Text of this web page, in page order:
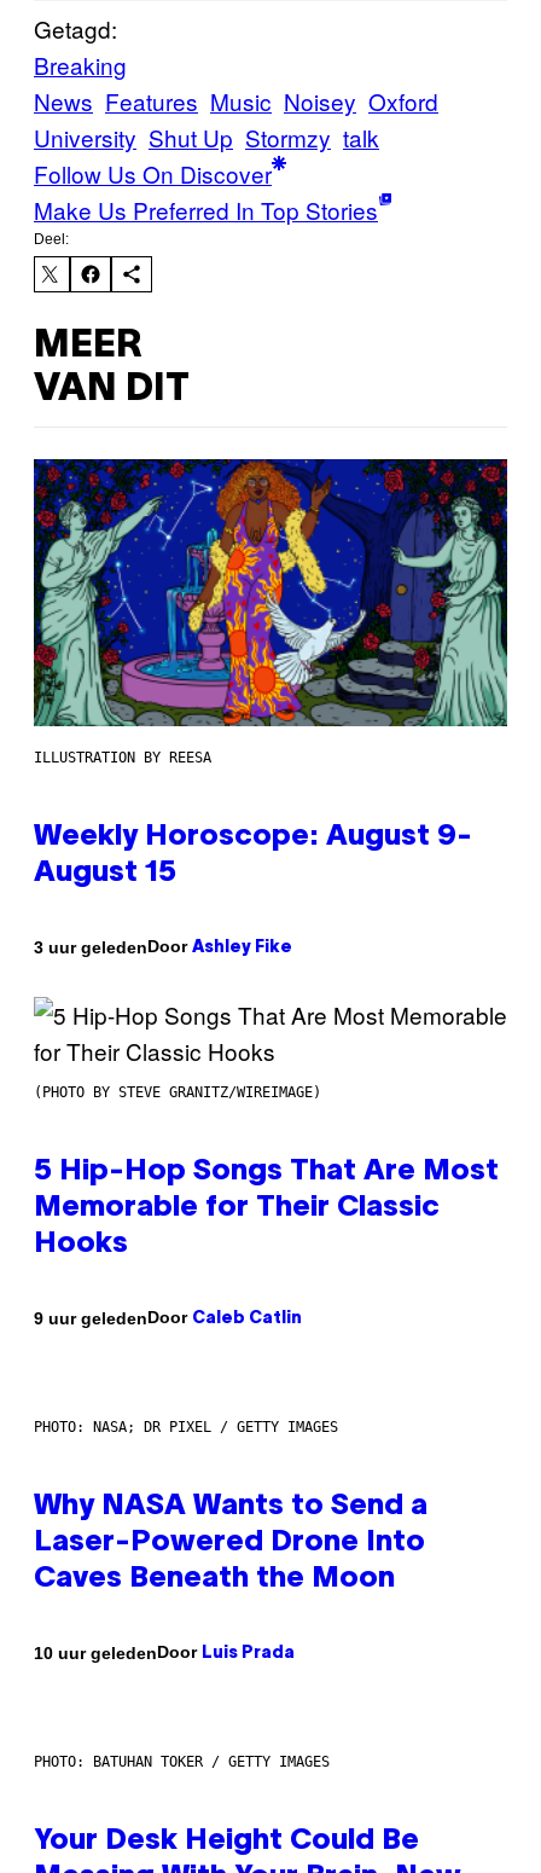
Getagd:
Breaking
News Features Music Noisey Oxford
University Shut Up Stormzy talk
Follow Us On Discover
Make Us Preferred In Top Stories
Deel:
MEER
VAN DIT
ILLUSTRATION BY REESA
Weekly Horoscope: August 9-
August 15
3 uur geledenDoor Ashley Fike
(PHOTO BY STEVE GRANITZ/WIREIMAGE)
5 Hip-Hop Songs That Are Most
Memorable for Their Classic
Hooks
9 uur geledenDoor Caleb Catlin
PHOTO: NASA; DR PIXEL / GETTY IMAGES
Why NASA Wants to Send a
Laser-Powered Drone Into
Caves Beneath the Moon
10 uur geledenDoor Luis Prada
PHOTO: BATUHAN TOKER / GETTY IMAGES
Your Desk Height Could Be